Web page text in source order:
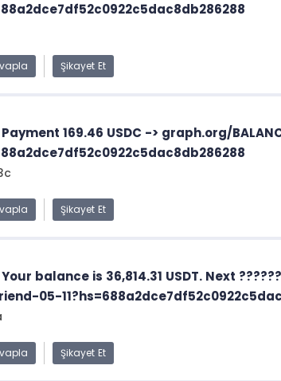
Şikayet Et
Payment 169.46 USDC -> graph.org/
Şikayet Et
Your balance is 36,814.31 USDT. Next
05-
Şikayet Et